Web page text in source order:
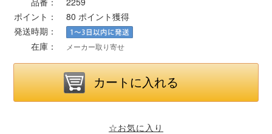
タカラトミー（プラレール）
ポポンデッタ
MODEMO(モデモ)
さんけい
ポイント：
80 ポイント獲得
発送時期：
在庫：
メーカー取り寄せ
☆お気に入り